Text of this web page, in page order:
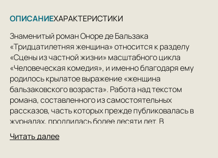
ОПИСАНИЕХАРАКТЕРИСТИКИ
Знаменитый роман Оноре де Бальзака
«Тридцатилетняя женщина» относится к разделу
«Сцены из частной жизни» масштабного цикла
«Человеческая комедия», и именно благодаря ему
родилось крылатое выражение «женщина
бальзаковского возраста». Работа над текстом
романа, составленного из самостоятельных
рассказов, часть которых прежде публиковалась в
журналах, продлилась более десяти лет. В
последовательно расположенных рассказах автор
разворачивает перед читателем историю жизни
Читать далее